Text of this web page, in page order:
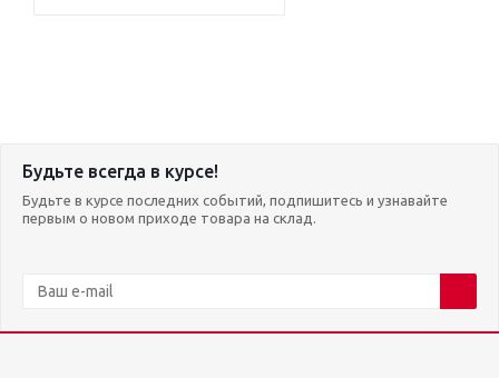
Будьте всегда в курсе!
Будьте в курсе последних событий, подпишитесь и узнавайте
первым о новом приходе товара на склад.